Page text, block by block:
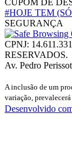
#HOJE TEM
SEGURANÇA
CPNJ:
RESERVADOS.
Av. Pedro
A inclusão de um
variação,
Desenvolvido